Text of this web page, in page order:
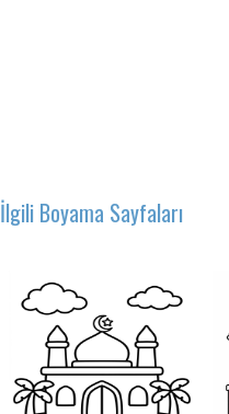
İlgili Boyama Sayfaları